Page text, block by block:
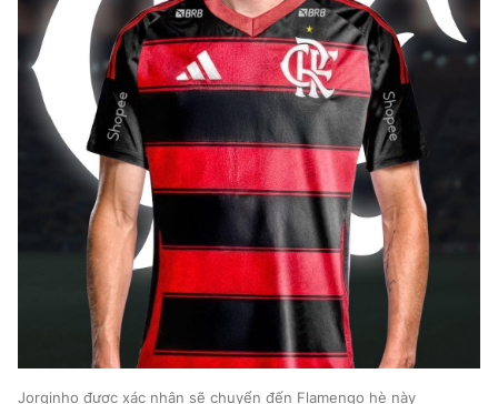
Jorginho được xác nhận sẽ chuyển đến Flamengo hè này